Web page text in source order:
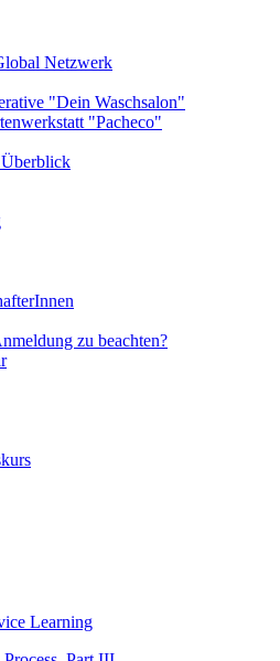
Netzwerk
"Dein Waschsalon"
"Pacheco"
zu beachten?
Learning